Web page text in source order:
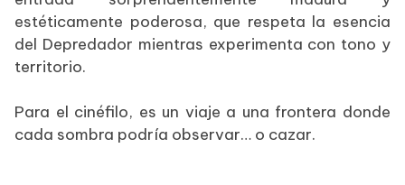
estéticamente poderosa, que respeta la esencia
del Depredador mientras experimenta con tono y
territorio.
Para el cinéfilo, es un viaje a una frontera donde
cada sombra podría observar… o cazar.